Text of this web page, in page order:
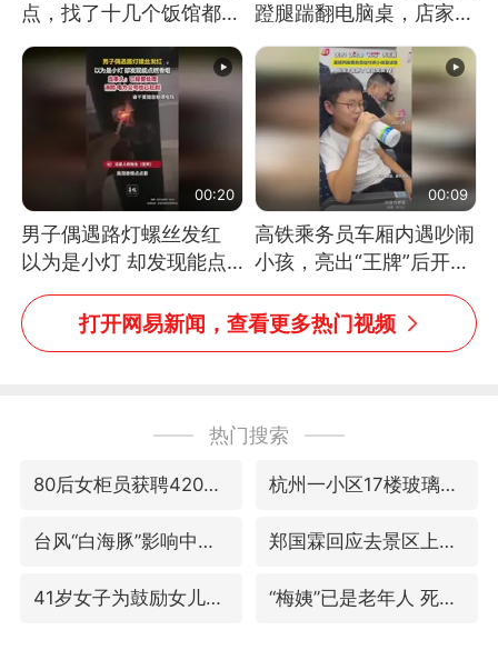
点，找了十几个饭馆都没
开门：午休到几点
蹬腿踹翻电脑桌，店家3
台显示器与机械臂损坏
00:20
男子偶遇路灯螺丝发红
以为是小灯 却发现能点
燃香烟 当事人：已报警
处理
00:09
高铁乘务员车厢内遇吵闹
小孩，亮出“王牌”后开启
一键静音
打开网易新闻，查看更多热门视频
热门搜索
80后女柜员获聘4200亿银行副行长 杭州一小区17楼玻璃幕墙爆裂
台风“白海豚”影响中国已成定局 郑国霖回应去景区上班被保安拦下
41岁女子为鼓励女儿考上985研究生 “梅姨”已是老年人 死刑或适用受限